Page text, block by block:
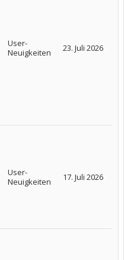
User-
Neuigkeiten
23. Juli 2026
User-
Neuigkeiten
17. Juli 2026